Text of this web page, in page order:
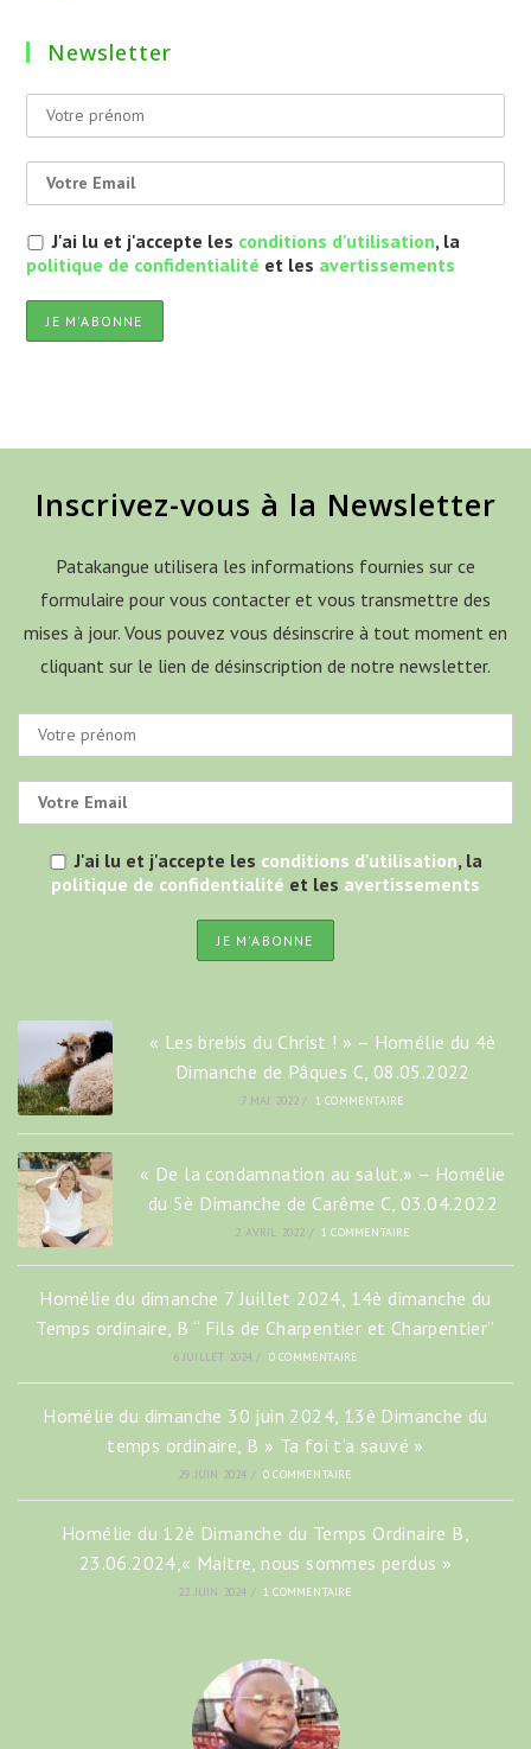
Newsletter
J'ai lu et j'accepte les conditions d'utilisation, la
politique de confidentialité et les avertissements
Inscrivez-vous à la Newsletter
Patakangue utilisera les informations fournies sur ce
formulaire pour vous contacter et vous transmettre des
mises à jour. Vous pouvez vous désinscrire à tout moment en
cliquant sur le lien de désinscription de notre newsletter.
J'ai lu et j'accepte les conditions d'utilisation, la
politique de confidentialité et les avertissements
« Les brebis du Christ ! » – Homélie du 4è
Dimanche de Pâques C, 08.05.2022
7 MAI 2022 / 1 COMMENTAIRE
« De la condamnation au salut.» – Homélie
du 5è Dimanche de Carême C, 03.04.2022
2 AVRIL 2022 / 1 COMMENTAIRE
Homélie du dimanche 7 Juillet 2024, 14è dimanche du
Temps ordinaire, B “ Fils de Charpentier et Charpentier”
6 JUILLET 2024 / 0 COMMENTAIRE
Homélie du dimanche 30 juin 2024, 13è Dimanche du
temps ordinaire, B » Ta foi t’a sauvé »
29 JUIN 2024 / 0 COMMENTAIRE
Homélie du 12è Dimanche du Temps Ordinaire B,
23.06.2024,« Maitre, nous sommes perdus »
22 JUIN 2024 / 1 COMMENTAIRE